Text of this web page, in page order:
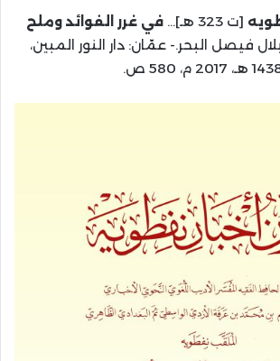
[ت 323 هـ]…
في غرر الفوائد وملح
فيصل البحر.- عمّان: دار النور المبين،
هـ، 2017 م، 580 ص.